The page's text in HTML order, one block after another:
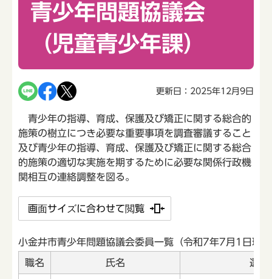
青少年問題協議会
（児童青少年課）
更新日：2025年12月9日
青少年の指導、育成、保護及び矯正に関する総合的
施策の樹立につき必要な重要事項を調査審議すること
及び青少年の指導、育成、保護及び矯正に関する総合
的施策の適切な実施を期するために必要な関係行政機
関相互の連絡調整を図る。
画面サイズに合わせて閲覧
小金井市青少年問題協議会委員一覧（令和7年7月1日現
職名 氏名 選出